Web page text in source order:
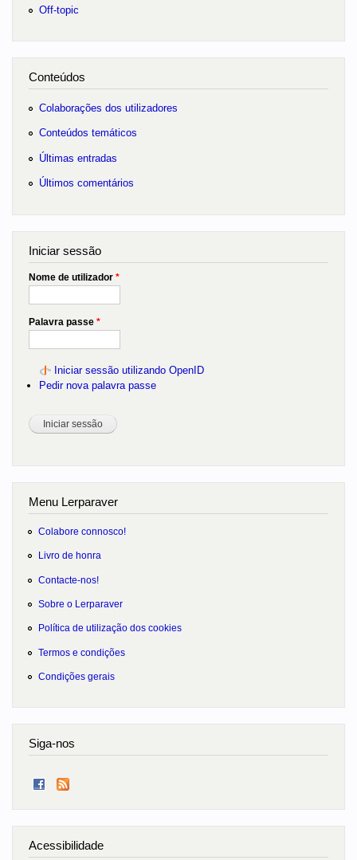
Off-topic
Conteúdos
Colaborações dos utilizadores
Conteúdos temáticos
Últimas entradas
Últimos comentários
Iniciar sessão
Nome de utilizador *
Palavra passe *
Iniciar sessão utilizando OpenID
Pedir nova palavra passe
Menu Lerparaver
Colabore connosco!
Livro de honra
Contacte-nos!
Sobre o Lerparaver
Política de utilização dos cookies
Termos e condições
Condições gerais
Siga-nos
Acessibilidade